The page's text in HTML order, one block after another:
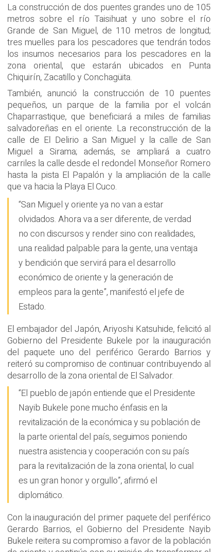
La construcción de dos puentes grandes uno de 105
metros sobre el río Taisihuat y uno sobre el río
Grande de San Miguel, de 110 metros de longitud;
tres muelles para los pescadores que tendrán todos
los insumos necesarios para los pescadores en la
zona oriental, que estarán ubicados en Punta
Chiquirín, Zacatillo y Conchagüita.
También, anunció la construcción de 10 puentes
pequeños, un parque de la familia por el volcán
Chaparrastique, que beneficiará a miles de familias
salvadoreñas en el oriente. La reconstrucción de la
calle de El Delirio a San Miguel y la calle de San
Miguel a Sirama; además, se ampliará a cuatro
carriles la calle desde el redondel Monseñor Romero
hasta la pista El Papalón y la ampliación de la calle
que va hacia la Playa El Cuco.
“San Miguel y oriente ya no van a estar
olvidados. Ahora va a ser diferente, de verdad
no con discursos y render sino con realidades,
una realidad palpable para la gente, una ventaja
y bendición que servirá para el desarrollo
económico de oriente y la generación de
empleos para la gente”, manifestó el jefe de
Estado.
El embajador del Japón, Ariyoshi Katsuhide, felicitó al
Gobierno del Presidente Bukele por la inauguración
del paquete uno del periférico Gerardo Barrios y
reiteró su compromiso de continuar contribuyendo al
desarrollo de la zona oriental de El Salvador.
“El pueblo de japón entiende que el Presidente
Nayib Bukele pone mucho énfasis en la
revitalización de la económica y su población de
la parte oriental del país, seguimos poniendo
nuestra asistencia y cooperación con su país
para la revitalización de la zona oriental, lo cual
es un gran honor y orgullo”, afirmó el
diplomático.
Con la inauguración del primer paquete del periférico
Gerardo Barrios, el Gobierno del Presidente Nayib
Bukele reitera su compromiso a favor de la población